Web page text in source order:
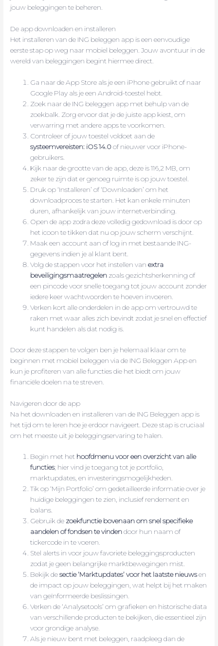
jouw beleggingen te beheren.
De app downloaden en installeren
Het installeren van de ING beleggen app is een eenvoudige
eerste stap op weg naar mobiel beleggen. Jouw avontuur in de
wereld van beleggingen begint hiermee direct.
Ga naar de App Store als je een iPhone gebruikt of naar
Google Play als je een Android-toestel hebt.
Zoek naar de ING beleggen app met behulp van de
zoekbalk. Zorg ervoor dat je de juiste app kiest, om
verwarring met andere apps te voorkomen.
Controleer of jouw toestel voldoet aan de
systeemvereisten: iOS 14.0of nieuwer voor iPhone-
gebruikers.
Kijk naar de grootte van de app, deze is 116,2 MB, om
zeker te zijn dat er genoeg ruimte is op jouw toestel.
Druk op ‘Installeren’ of ‘Downloaden’ om het
downloadproces te starten. Het kan enkele minuten
duren, afhankelijk van jouw internetverbinding.
Open de app zodra deze volledig gedownload is door op
het icoon te tikken dat nu op jouw scherm verschijnt.
Maak een account aan of log in met bestaande ING-
gegevens indien je al klant bent.
Volg de stappen voor het instellen vanextra
beveiligingsmaatregelen zoals gezichtsherkenning of
een pincode voor snelle toegang tot jouw account zonder
iedere keer wachtwoorden te hoeven invoeren.
Verken kort alle onderdelen in de app om vertrouwd te
raken met waar alles zich bevindt zodat je snel en effectief
kunt handelen als dat nodig is.
Door deze stappen te volgen ben je helemaal klaar om te
beginnen met mobiel beleggen via de ING Beleggen App en
kun je profiteren van alle functies die het biedt om jouw
financiële doelen na te streven.
Navigeren door de app
Na het downloaden en installeren van de ING Beleggen app is
het tijd om te leren hoe je erdoor navigeert. Deze stap is cruciaal
om het meeste uit je beleggingservaring te halen.
Begin met het hoofdmenu voor een overzicht van alle
functies; hier vind je toegang tot je portfolio,
marktupdates, en investeringsmogelijkheden.
Tik op ‘Mijn Portfolio’ om gedetailleerde informatie over je
huidige beleggingen te zien, inclusief rendement en
balans.
Gebruik de zoekfunctie bovenaan om snel specifieke
aandelen of fondsen te vindendoor hun naam of
tickercode in te voeren.
Stel alerts in voor jouw favoriete beleggingsproducten
zodat je geen belangrijke marktbewegingen mist.
Bekijk desectie ‘Marktupdates’ voor het laatste nieuwsen
de impact op jouw beleggingen, wat helpt bij het maken
van geïnformeerde beslissingen.
Verken de ‘Analysetools’ om grafieken en historische data
van verschillende producten te bekijken, die essentieel zijn
voor grondige analyse.
Als je nieuw bent met beleggen, raadpleeg dan de